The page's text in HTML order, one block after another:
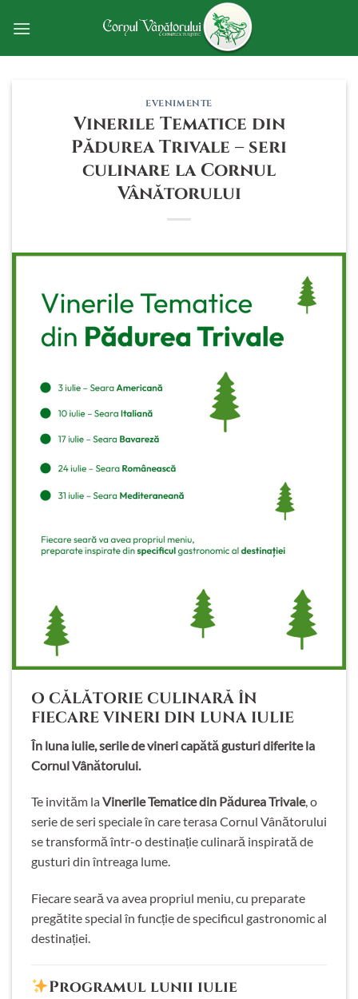
EVENIMENTE
Vinerile Tematice din
Pădurea Trivale – seri
culinare la Cornul
Vânătorului
O CĂLĂTORIE CULINARĂ ÎN
FIECARE VINERI DIN LUNA IULIE
În luna iulie, serile de vineri capătă gusturi diferite la
Cornul Vânătorului.
Te invităm laVinerile Tematice din Pădurea Trivale, o
serie de seri speciale în care terasa Cornul Vânătorului
se transformă într-o destinație culinară inspirată de
gusturi din întreaga lume.
Fiecare seară va avea propriul meniu, cu preparate
pregătite special în funcție de specificul gastronomic al
destinației.
Programul lunii iulie